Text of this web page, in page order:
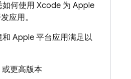
如何使用 Xcode 为 Apple
应用。
Apple 平台应用满足以
更高版本